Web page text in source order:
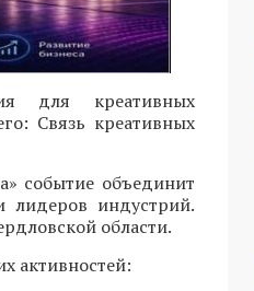
для креативных
Связь креативных
событие объединит
лидеров индустрий.
области.
активностей: